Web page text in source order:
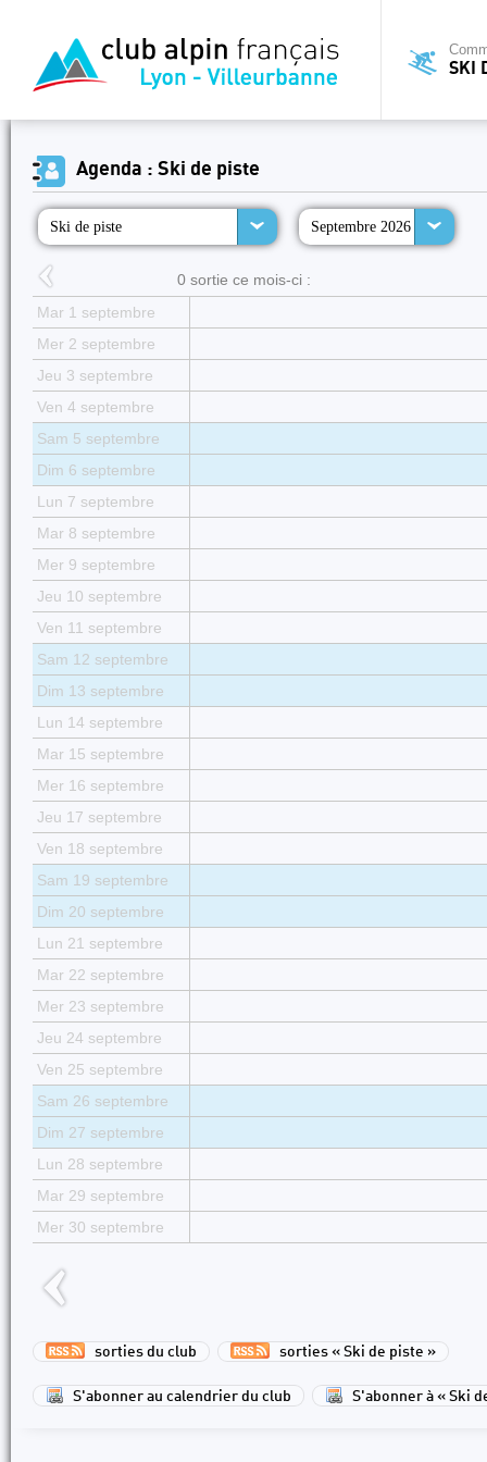
SKI
Agenda : Ski de piste
Ski de piste Septembre 2026
0 sortie ce mois-ci :
Mar 1 septembre
Mer 2 septembre
Jeu 3 septembre
Ven 4 septembre
Sam 5 septembre
Dim 6 septembre
Lun 7 septembre
Mar 8 septembre
Mer 9 septembre
Jeu 10 septembre
Ven 11 septembre
Sam 12 septembre
Dim 13 septembre
Lun 14 septembre
Mar 15 septembre
Mer 16 septembre
Jeu 17 septembre
Ven 18 septembre
Sam 19 septembre
Dim 20 septembre
Lun 21 septembre
Mar 22 septembre
Mer 23 septembre
Jeu 24 septembre
Ven 25 septembre
Sam 26 septembre
Dim 27 septembre
Lun 28 septembre
Mar 29 septembre
Mer 30 septembre
sorties du club sorties « Ski de piste »
S'abonner au calendrier du club S'abonner à « Ski